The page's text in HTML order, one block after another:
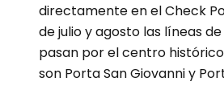
directamente en el Check
de julio y agosto las líneas
pasan por el centro
son Porta San Giovanni y